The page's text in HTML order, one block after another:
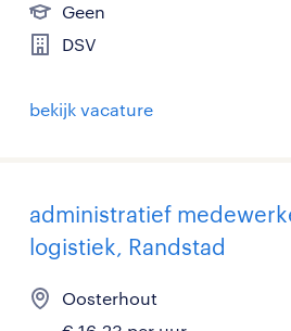
Geen
DSV
bekijk vacature
administratief
logistiek, Randstad
Oosterhout